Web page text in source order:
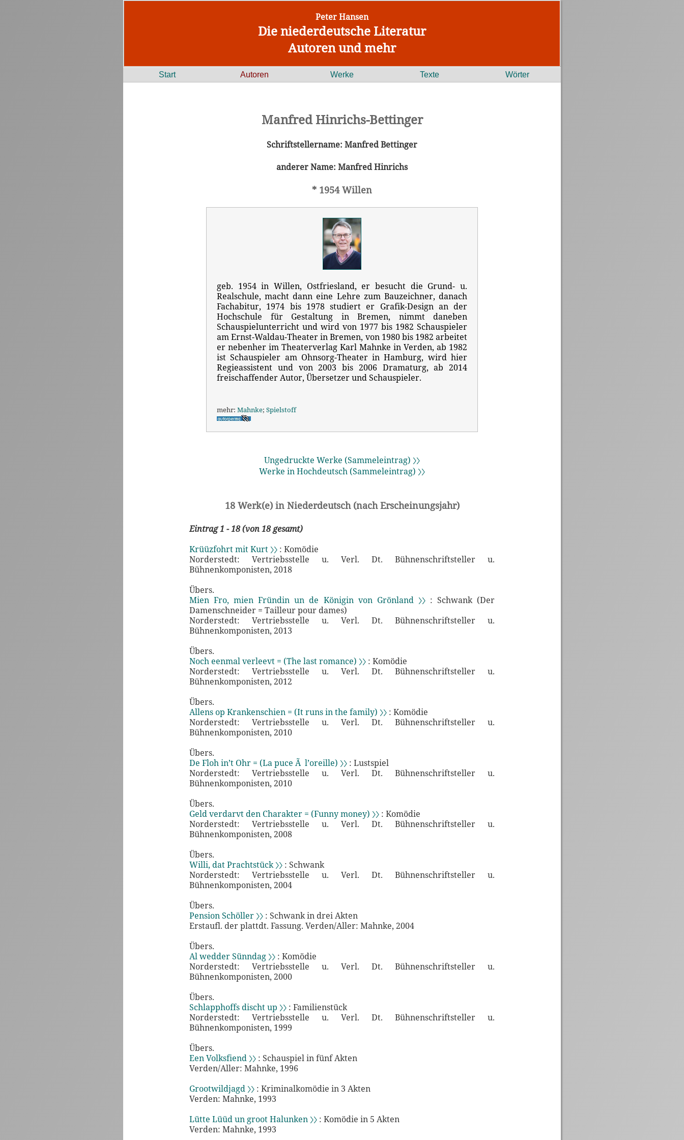
Peter Hansen
Die niederdeutsche Literatur
Autoren und mehr
Start Autoren Werke Texte Wörter
Manfred Hinrichs-Bettinger
Schriftstellername: Manfred Bettinger
anderer Name: Manfred Hinrichs
* 1954 Willen
geb. 1954 in Willen, Ostfriesland, er besucht die Grund- u.
Realschule, macht dann eine Lehre zum Bauzeichner, danach
Fachabitur, 1974 bis 1978 studiert er Grafik-Design an der
Hochschule für Gestaltung in Bremen, nimmt daneben
Schauspielunterricht und wird von 1977 bis 1982 Schauspieler
am Ernst-Waldau-Theater in Bremen, von 1980 bis 1982 arbeitet
er nebenher im Theaterverlag Karl Mahnke in Verden, ab 1982
ist Schauspieler am Ohnsorg-Theater in Hamburg, wird hier
Regieassistent und von 2003 bis 2006 Dramaturg, ab 2014
freischaffender Autor, Übersetzer und Schauspieler.
mehr: Mahnke; Spielstoff
Ungedruckte Werke (Sammeleintrag) 〉〉
Werke in Hochdeutsch (Sammeleintrag) 〉〉
18 Werk(e) in Niederdeutsch (nach Erscheinungsjahr)
Eintrag 1 - 18 (von 18 gesamt)
Krüüzfohrt mit Kurt 〉〉 : Komödie
Norderstedt: Vertriebsstelle u. Verl. Dt. Bühnenschriftsteller u.
Bühnenkomponisten, 2018
Übers.
Mien Fro, mien Fründin un de Königin von Grönland 〉〉: Schwank (Der
Damenschneider = Tailleur pour dames)
Norderstedt: Vertriebsstelle u. Verl. Dt. Bühnenschriftsteller u.
Bühnenkomponisten, 2013
Übers.
Noch eenmal verleevt = (The last romance) 〉〉 : Komödie
Norderstedt: Vertriebsstelle u. Verl. Dt. Bühnenschriftsteller u.
Bühnenkomponisten, 2012
Übers.
Allens op Krankenschien = (It runs in the family) 〉〉 : Komödie
Norderstedt: Vertriebsstelle u. Verl. Dt. Bühnenschriftsteller u.
Bühnenkomponisten, 2010
Übers.
De Floh in’t Ohr = (La puce Ã l’oreille) 〉〉 : Lustspiel
Norderstedt: Vertriebsstelle u. Verl. Dt. Bühnenschriftsteller u.
Bühnenkomponisten, 2010
Übers.
Geld verdarvt den Charakter = (Funny money) 〉〉 : Komödie
Norderstedt: Vertriebsstelle u. Verl. Dt. Bühnenschriftsteller u.
Bühnenkomponisten, 2008
Übers.
Willi, dat Prachtstück 〉〉 : Schwank
Norderstedt: Vertriebsstelle u. Verl. Dt. Bühnenschriftsteller u.
Bühnenkomponisten, 2004
Übers.
Pension Schöller 〉〉 : Schwank in drei Akten
Erstaufl. der plattdt. Fassung. Verden/Aller: Mahnke, 2004
Übers.
Al wedder Sünndag 〉〉 : Komödie
Norderstedt: Vertriebsstelle u. Verl. Dt. Bühnenschriftsteller u.
Bühnenkomponisten, 2000
Übers.
Schlapphoffs discht up 〉〉 : Familienstück
Norderstedt: Vertriebsstelle u. Verl. Dt. Bühnenschriftsteller u.
Bühnenkomponisten, 1999
Übers.
Een Volksfiend 〉〉 : Schauspiel in fünf Akten
Verden/Aller: Mahnke, 1996
Grootwildjagd 〉〉 : Kriminalkomödie in 3 Akten
Verden: Mahnke, 1993
Lütte Lüüd un groot Halunken 〉〉 : Komödie in 5 Akten
Verden: Mahnke, 1993